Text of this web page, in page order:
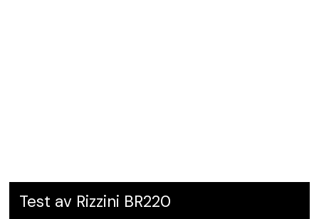
Test av Rizzini BR220